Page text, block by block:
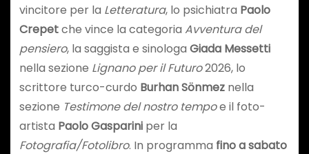
vincitore per la Letteratura, lo psichiatra Paolo
Crepetche vince la categoria Avventura del
pensiero, la saggista e sinologa Giada Messetti
nella sezione Lignano per il Futuro2026, lo
scrittore turco-curdo Burhan Sönmeznella
sezione Testimone del nostro tempoe il foto-
artista Paolo Gasparini per la
Fotografia/Fotolibro. In programma fino a sabato